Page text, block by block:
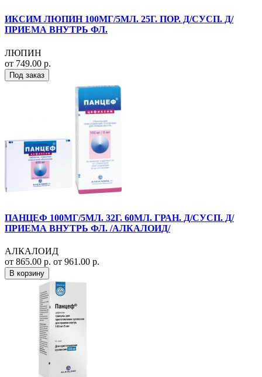
ИКСИМ ЛЮПИН 100МГ/5МЛ. 25Г. ПОР. Д/СУСП. Д/
ПРИЕМА ВНУТРЬ ФЛ.
ЛЮПИН
от 749.00 р.
Под заказ
ПАНЦЕФ 100МГ/5МЛ. 32Г. 60МЛ. ГРАН. Д/СУСП. Д/
ПРИЕМА ВНУТРЬ ФЛ. /АЛКАЛОИД/
АЛКАЛОИД
от 865.00 р. от 961.00 р.
В корзину